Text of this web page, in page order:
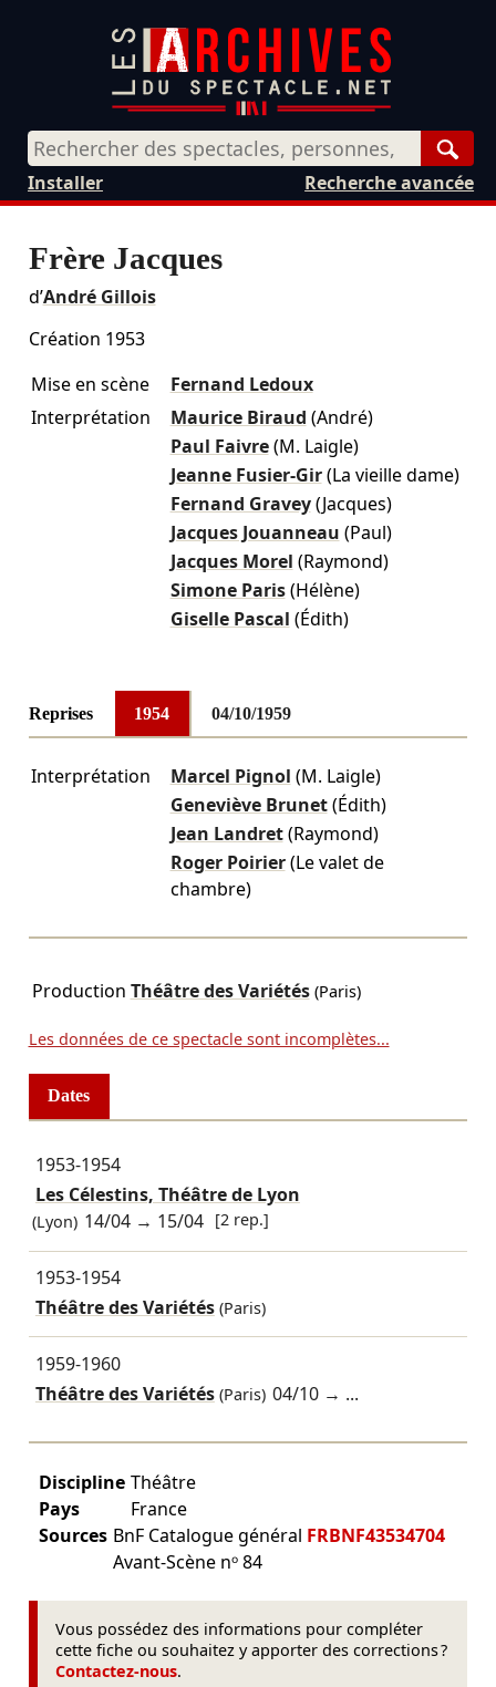
Recherche avancée
Installer
Frère Jacques
d’André Gillois
Création 1953
Mise en scène
Fernand Ledoux
Interprétation
Maurice Biraud (André)
Paul Faivre (M. Laigle)
Jeanne Fusier-Gir (La vieille dame)
Fernand Gravey (Jacques)
Jacques Jouanneau (Paul)
Jacques Morel (Raymond)
Simone Paris (Hélène)
Giselle Pascal (Édith)
Reprises 1954 04/10/1959
Interprétation Marcel Pignol (M. Laigle)
Geneviève Brunet (Édith)
Jean Landret (Raymond)
Roger Poirier (Le valet de
chambre)
Production Théâtre des Variétés(Paris)
Les données de ce spectacle sont incomplètes...
Dates
1953-1954
Les Célestins, Théâtre de Lyon
(Lyon) 14/04 → 15/04 [2 rep.]
1953-1954
Théâtre des Variétés(Paris)
1959-1960
Théâtre des Variétés(Paris) 04/10 → ...
Discipline Théâtre
Pays
France
Sources BnF Catalogue général FRBNF43534704
Avant-Scène nᵒ 84
Vous possédez des informations pour compléter
cette fiche ou souhaitez y apporter des corrections ?
Contactez-nous.